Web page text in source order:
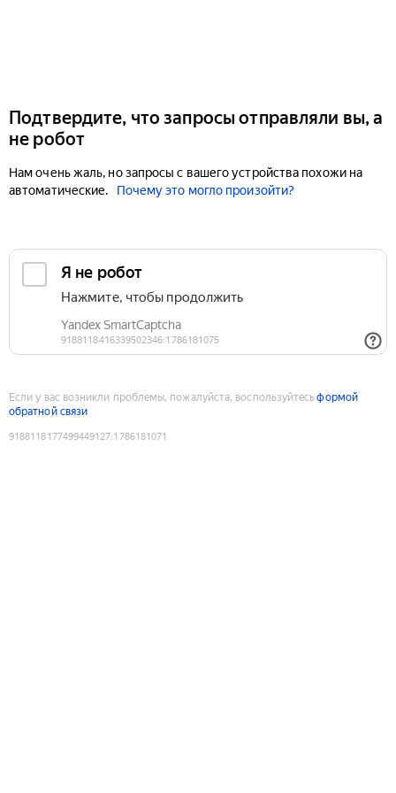
Подтвердите, что запросы отправляли вы, а
не робот
Нам очень жаль, но запросы с вашего устройства похожи на
автоматические.
Почему это могло произойти?
Если у вас возникли проблемы, пожалуйста, воспользуйтесьформой
обратной связи
9188118177499449127:1786181071